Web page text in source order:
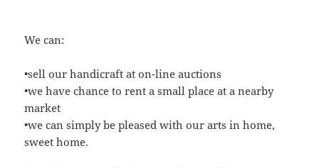
We can:
•sell our handicraft at on-line auctions
•we have chance to rent a small place at a nearby
market
•we can simply be pleased with our arts in home,
sweet home.